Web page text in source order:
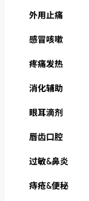
外用止痛
感冒咳嗽
疼痛发热
消化辅助
眼耳滴剂
唇齿口腔
过敏&鼻炎
痔疮&便秘